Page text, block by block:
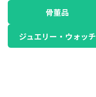
骨董品
ジュエリー・ウォッチ